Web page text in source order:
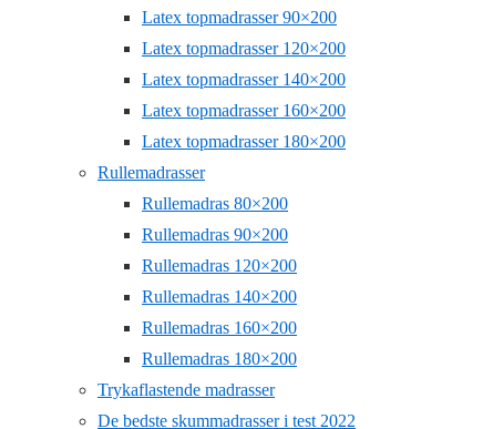
Latex topmadrasser 90×200
Latex topmadrasser 120×200
Latex topmadrasser 140×200
Latex topmadrasser 160×200
Latex topmadrasser 180×200
Rullemadrasser
Rullemadras 80×200
Rullemadras 90×200
Rullemadras 120×200
Rullemadras 140×200
Rullemadras 160×200
Rullemadras 180×200
Trykaflastende madrasser
De bedste skummadrasser i test 2022